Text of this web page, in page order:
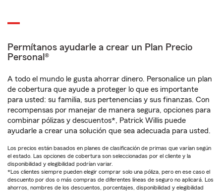
Permítanos ayudarle a crear un Plan Precio
Personal®
A todo el mundo le gusta ahorrar dinero. Personalice un plan
de cobertura que ayude a proteger lo que es importante
para usted: su familia, sus pertenencias y sus finanzas. Con
recompensas por manejar de manera segura, opciones para
combinar pólizas y descuentos*, Patrick Willis puede
ayudarle a crear una solución que sea adecuada para usted.
Los precios están basados en planes de clasificación de primas que varían según
el estado. Las opciones de cobertura son seleccionadas por el cliente y la
disponibilidad y elegibilidad podrían variar.
*Los clientes siempre pueden elegir comprar solo una póliza, pero en ese caso el
descuento por dos o más compras de diferentes líneas de seguro no aplicará. Los
ahorros, nombres de los descuentos, porcentajes, disponibilidad y elegibilidad